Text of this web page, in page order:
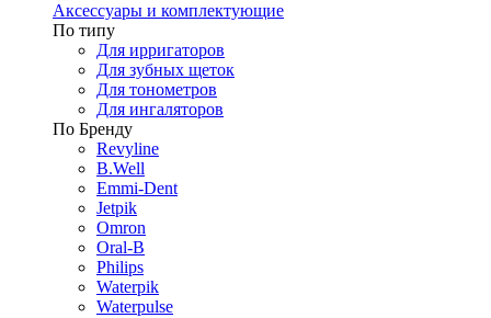
Аксессуары и комплектующие
По типу
Для ирригаторов
Для зубных щеток
Для тонометров
Для ингаляторов
По Бренду
Revyline
B.Well
Emmi-Dent
Jetpik
Omron
Oral-B
Philips
Waterpik
Waterpulse